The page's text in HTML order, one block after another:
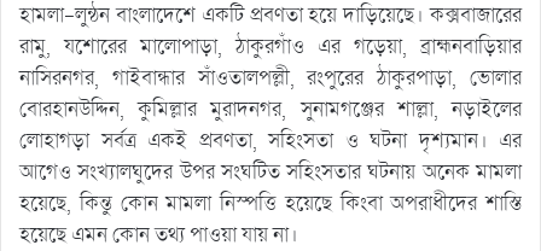
হামলা-লুন্ঠন বাংলাদেশে একটি প্রবণতা হয়ে দাড়িয়েছে। কক্সবাজারের
রামু, যশোরের মালোপাড়া, ঠাকুরগাঁও এর গড়েয়া, ব্রাহ্মনবাড়িয়ার
নাসিরনগর, গাইবান্ধার সাঁওতালপল্লী, রংপুরের ঠাকুরপাড়া, ভোলার
বোরহানউদ্দিন, কুমিল্লার মুরাদনগর, সুনামগঞ্জের শাল্লা, নড়াইলের
লোহাগড়া সর্বত্র একই প্রবণতা, সহিংসতা ও ঘটনা দৃশ্যমান। এর
আগেও সংখ্যালঘুদের উপর সংঘটিত সহিংসতার ঘটনায় অনেক মামলা
হয়েছে, কিন্তু কোন মামলা নিস্পত্তি হয়েছে কিংবা অপরাধীদের শাস্তি
হয়েছে এমন কোন তথ্য পাওয়া যায় না।